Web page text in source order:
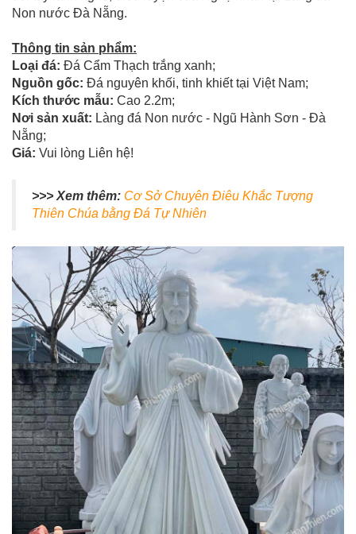
Non nước Đà Nẵng.
Thông tin sản phẩm:
Loại đá: Đá Cẩm Thạch trắng xanh;
Nguồn gốc: Đá nguyên khối, tinh khiết tại Việt Nam;
Kích thước mẫu: Cao 2.2m;
Nơi sản xuất: Làng đá Non nước - Ngũ Hành Sơn - Đà
Nẵng;
Giá: Vui lòng Liên hệ!
>>> Xem thêm: Cơ Sở Chuyên Điêu Khắc Tượng
Thiên Chúa bằng Đá Tự Nhiên